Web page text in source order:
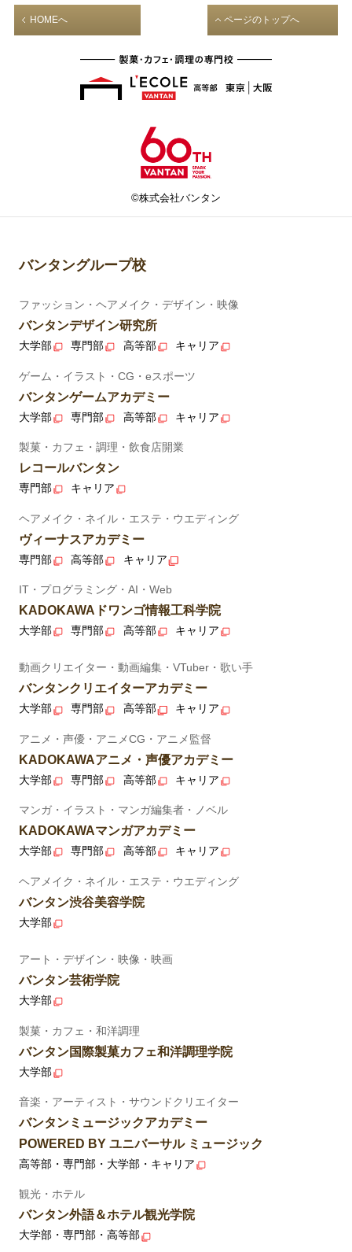
HOMEへ ページのトップへ
©株式会社バンタン
バンタングループ校
ファッション・ヘアメイク・デザイン・映像
バンタンデザイン研究所
大学部 専門部 高等部 キャリア
ゲーム・イラスト・CG・eスポーツ
バンタンゲームアカデミー
大学部 専門部 高等部 キャリア
製菓・カフェ・調理・飲食店開業
レコールバンタン
専門部 キャリア
ヘアメイク・ネイル・エステ・ウエディング
ヴィーナスアカデミー
専門部 高等部 キャリア
IT・プログラミング・AI・Web
KADOKAWAドワンゴ情報工科学院
大学部 専門部 高等部 キャリア
動画クリエイター・動画編集・VTuber・歌い手
バンタンクリエイターアカデミー
大学部 専門部 高等部 キャリア
アニメ・声優・アニメCG・アニメ監督
KADOKAWAアニメ・声優アカデミー
大学部 専門部 高等部 キャリア
マンガ・イラスト・マンガ編集者・ノベル
KADOKAWAマンガアカデミー
大学部 専門部 高等部 キャリア
ヘアメイク・ネイル・エステ・ウエディング
バンタン渋谷美容学院
大学部
アート・デザイン・映像・映画
バンタン芸術学院
大学部
製菓・カフェ・和洋調理
バンタン国際製菓カフェ和洋調理学院
大学部
音楽・アーティスト・サウンドクリエイター
バンタンミュージックアカデミー
POWERED BY ユニバーサル ミュージック
高等部・専門部・大学部・キャリア
観光・ホテル
バンタン外語＆ホテル観光学院
大学部・専門部・高等部